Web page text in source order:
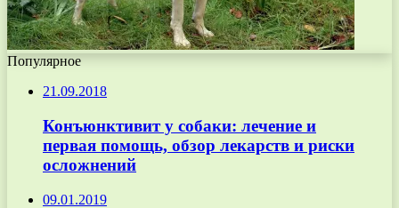
Популярное
21.09.2018
Конъюнктивит у собаки: лечение и
первая помощь, обзор лекарств и риски
осложнений
09.01.2019